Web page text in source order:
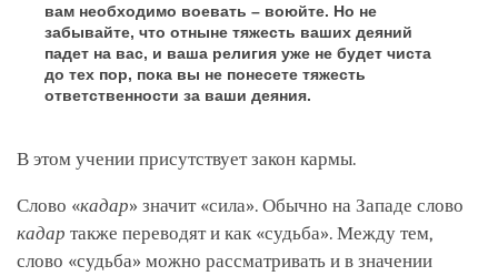
вам необходимо воевать – воюйте. Но не
забывайте, что отныне тяжесть ваших деяний
падет на вас, и ваша религия уже не будет чиста
до тех пор, пока вы не понесете тяжесть
ответственности за ваши деяния.
В этом учении присутствует закон кармы.
Слово «кадар» значит «сила». Обычно на Западе слово
кадар также переводят и как «судьба». Между тем,
слово «судьба» можно рассматривать и в значении